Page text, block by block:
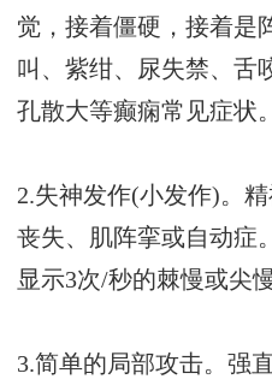
觉，接着僵硬，接着是
叫、紫绀、尿失禁、舌
孔散大等癫痫常见症状。
2.失神发作(小发作)。
丧失、肌阵挛或自动症
显示3次/秒的棘慢或尖
3.简单的局部攻击。强